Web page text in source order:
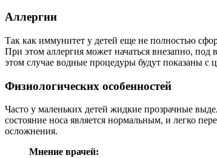
Аллергии
Так как иммунитет у детей еще не полностью
При этом аллергия может начаться внезапно,
этом случае водные процедуры будут показаны с
Физиологических особенностей
Часто у маленьких детей жидкие прозрачные
состояние носа является нормальным, и легко
осложнения.
Мнение врачей: